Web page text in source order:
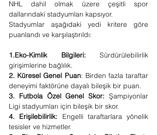
NHL dahil olmak üzere çeşitli spor
dallarındaki stadyumları kapsıyor.
Stadyumlar aşağıdaki yedi kritere göre
puanlandı ve karşılaştırıldı:
1.Eko-Kimlik Bilgileri: Sürdürülebilirlik
girişimlerine bağlılık.
2. Küresel Genel Puan: Birden fazla taraftar
deneyimi faktörüne dayalı bileşik bir puan.
3. Futbola Özel Genel Skor: Şampiyonlar
Ligi stadyumları için bileşik bir skor.
4. Erişilebilirlik: Engelli taraftarlara yönelik
tesisler ve hizmetler.